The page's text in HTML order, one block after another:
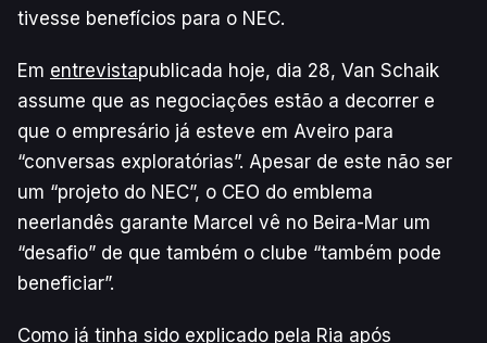
tivesse benefícios para o NEC.
Em entrevistapublicada hoje, dia 28, Van Schaik
assume que as negociações estão a decorrer e
que o empresário já esteve em Aveiro para
“conversas exploratórias”. Apesar de este não ser
um “projeto do NEC”, o CEO do emblema
neerlandês garante Marcel vê no Beira-Mar um
“desafio” de que também o clube “também pode
beneficiar”.
Como já tinha sido explicado pela Ria após